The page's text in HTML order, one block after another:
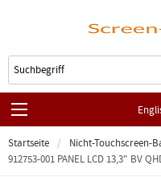
Startseite
Nicht-Touchscreen-
912753-001 PANEL LCD 13,3" BV